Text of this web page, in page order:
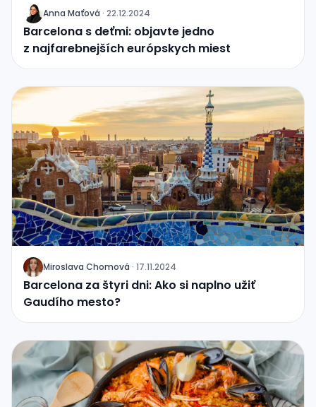
J Anna Maťová · 22.12.2024
Barcelona s deťmi: objavte jedno
z najfarebnejších európskych miest
J Miroslava Chomová · 17.11.2024
Barcelona za štyri dni: Ako si naplno užiť
Gaudího mesto?